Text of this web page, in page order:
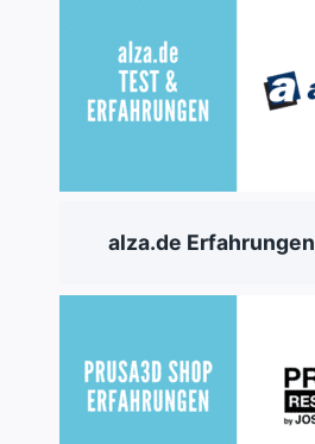
alza.de Erfahrungen